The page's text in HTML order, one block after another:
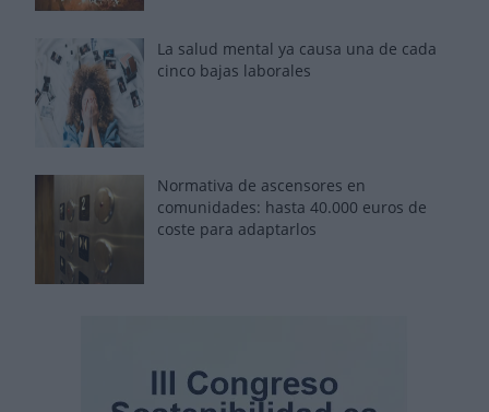
La salud mental ya causa una de cada
cinco bajas laborales
Normativa de ascensores en
comunidades: hasta 40.000 euros de
coste para adaptarlos